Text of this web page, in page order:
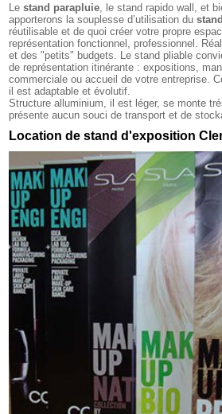
Lestand parapluie , le stand rapido wall, et
apporterons la souplesse d’utilisation du
réutilisable et de quoi créer votre propre
représentation fonctionnel, professionnel.
et des "petits" budgets. Le stand pliable
de représentation itinérante : expositions,
commerciale ou accueil de votre entreprise.
il est adaptable et évolutif.
Structure alluminium, il est léger, se monte
présente aucun souci de transport et de
Location de stand d'exposition